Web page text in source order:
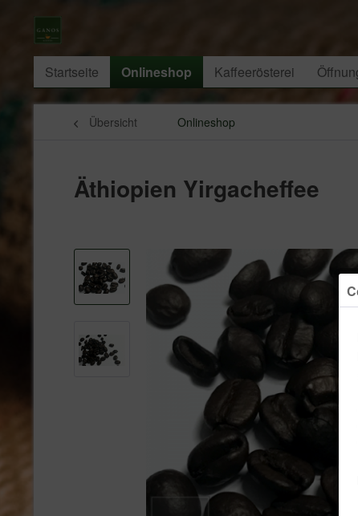
Startseite Onlineshop Kaffeerösterei
Übersicht Onlineshop
Äthiopien Yirgacheffee